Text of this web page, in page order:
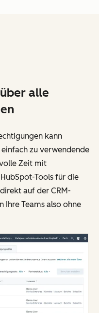
alle
kann
zu verwendende
Zeit mit
Tools für die
auf der CRM-
Ihre Teams also ohne